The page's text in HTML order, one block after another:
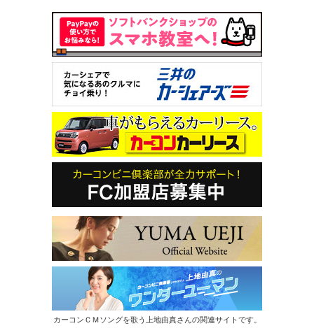
カーコンＣＭソングを歌う上地由真さんの関連サイトです。